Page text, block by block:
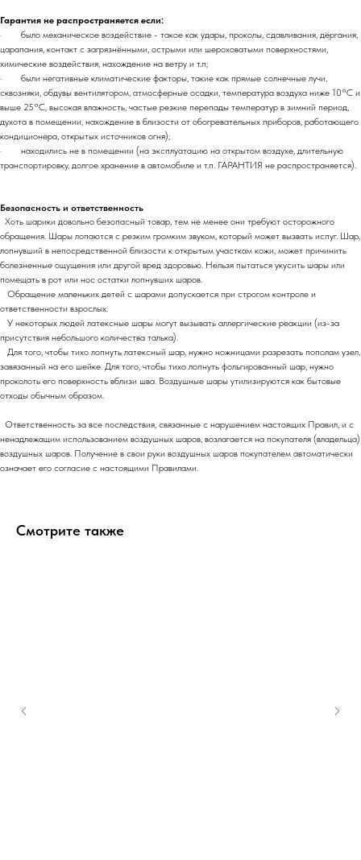
Гарантия не распространяется если:
· было механическое воздействие - такое как удары, проколы, сдавливания, дёргания,
царапания, контакт с загрязнёнными, острыми или шероховатыми поверхностями,
химические воздействия, нахождение на ветру и т.п;
· были негативные климатические факторы, такие как прямые солнечные лучи,
сквозняки, обдувы вентилятором, атмосферные осадки, температура воздуха ниже 10°C и
выше 25°C, высокая влажность, частые резкие перепады температур в зимний период,
духота в помещении, нахождение в близости от обогревательных приборов, работающего
кондиционера, открытых источников огня);
· находились не в помещении (на эксплуатацию на открытом воздухе, длительную
транспортировку, долгое хранение в автомобиле и т.п. ГАРАНТИЯ не распространяется).
Безопасность и ответственность
Хоть шарики довольно безопасный товар, тем не менее они требуют осторожного
обращения. Шары лопаются с резким громким звуком, который может вызвать испуг. Шар,
лопнувший в непосредственной близости к открытым участкам кожи, может причинить
болезненные ощущения или другой вред здоровью. Нельзя пытаться укусить шары или
помещать в рот или нос остатки лопнувших шаров.
Обращение маленьких детей с шарами допускается при строгом контроле и
ответственности взрослых.
У некоторых людей латексные шары могут вызывать аллергические реакции (из-за
присутствия небольшого количества талька).
Для того, чтобы тихо лопнуть латексный шар, нужно ножницами разрезать пополам узел,
завязанный на его шейке. Для того, чтобы тихо лопнуть фольгированный шар, нужно
проколоть его поверхность вблизи шва. Воздушные шары утилизируются как бытовые
отходы обычным образом.
Ответственность за все последствия, связанные с нарушением настоящих Правил, и с
ненадлежащим использованием воздушных шаров, возлагается на покупателя (владельца)
воздушных шаров. Получение в свои руки воздушных шаров покупателем автоматически
означает его согласие с настоящими Правилами.
Смотрите также